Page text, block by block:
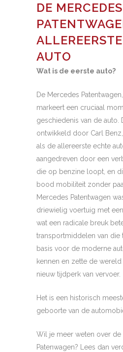
DE MERCEDES
AUTO
Wat is de eerste auto?
De Mercedes
markeert een cruciaal
geschiedenis van de auto.
ontwikkeld door Carl
als de allereerste echte
aangedreven door een
die op benzine loopt, en
bood mobiliteit zonder
Mercedes Patentwagen
driewielig voertuig met
wat een radicale breuk
transportmiddelen van die
basis voor de moderne
kennen en zette de
nieuw tijdperk van vervoer.
Het is een historisch
geboorte van de
Wil je meer weten over de
Patenwagen? Lees dan